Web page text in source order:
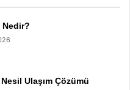
Nedir?
Ulaşım Çözümü